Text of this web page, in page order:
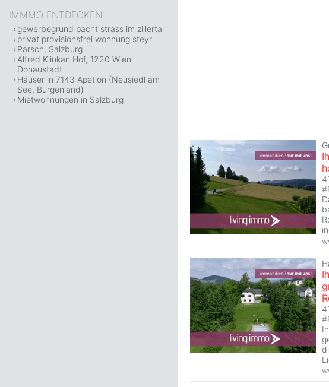
#
#
IMMMO ENTDECKEN
gewerbegrund pacht strass im zillertal
privat provisionsfrei wohnung steyr
Parsch, Salzburg
Alfred Klinkan Hof, 1220 Wien
Donaustadt
Häuser in 7143 Apetlon (Neusiedl am
See, Burgenland)
Mietwohnungen in Salzburg